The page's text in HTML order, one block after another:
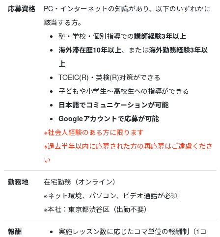
応募資格
PC・インターネットの知識があり、以下のいずれかに
該当する方。
塾・学校・個別指導での講師経験3年以上
海外滞在歴10年以上、または海外勤務経験3年以
上
TOEIC(R)・英検(R)対策ができる
子どもや小学生～高校生への指導ができる
日本語でコミュニケーションが可能
Googleアカウントで応募が可能
※社会人経験のある方に限ります
※過去半年以内に応募された方の再応募はご遠慮くださ
い
勤務地
在宅勤務（オンライン）
※ネット環境、パソコン、ビデオ通話が必須
※本社：東京都渋谷区（出勤不要）
報酬
実施レッスン数に応じたコマ単位の報酬制（1コ